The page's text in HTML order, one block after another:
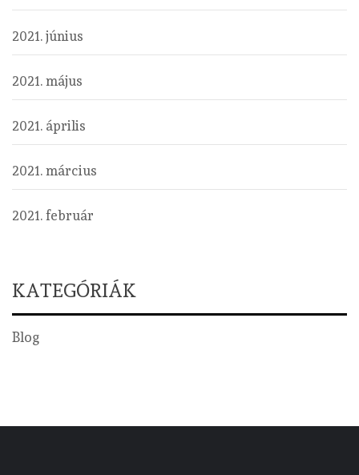
2021. június
2021. május
2021. április
2021. március
2021. február
KATEGÓRIÁK
Blog